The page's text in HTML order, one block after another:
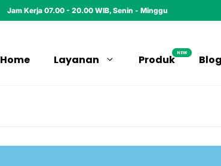
Jam Kerja 07.00 - 20.00 WIB, Senin - Minggu
Home Layanan Produk
NEW